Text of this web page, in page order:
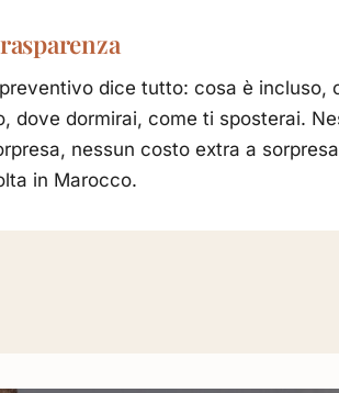
dice tutto: cosa è incluso,
dove dormirai, come ti sposterai.
nessun costo extra a
in Marocco.